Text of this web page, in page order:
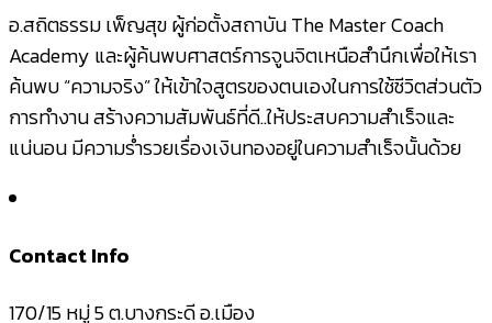
อ.สถิตธรรม เพ็ญสุข ผู้ก่อตั้งสถาบัน The Master Coach
Academy และผู้ค้นพบศาสตร์การจูนจิตเหนือสำนึกเพื่อให้เรา
ค้นพบ “ความจริง” ให้เข้าใจสูตรของตนเองในการใช้ชีวิตส่วนตัว
การทำงาน สร้างความสัมพันธ์ที่ดี..ให้ประสบความสำเร็จและ
แน่นอน มีความร่ำรวยเรื่องเงินทองอยู่ในความสำเร็จนั้นด้วย
Contact Info
170/15 หมู่ 5 ต.บางกระดี อ.เมือง